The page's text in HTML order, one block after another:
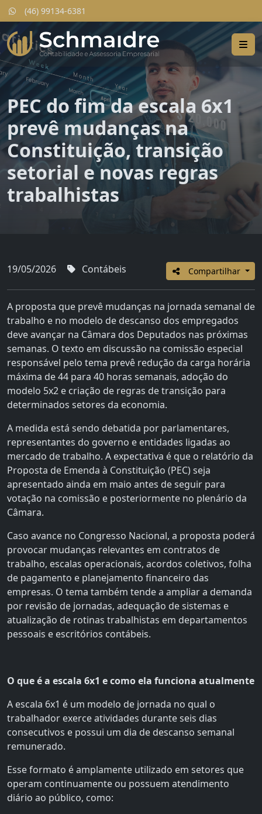
(46) 99134-6381
PEC do fim da escala 6x1
prevê mudanças na
Constituição, transição
setorial e novas regras
trabalhistas
19/05/2026 Contábeis Compartilhar
A proposta que prevê mudanças na jornada semanal de
trabalho e no modelo de descanso dos empregados
deve avançar na Câmara dos Deputados nas próximas
semanas. O texto em discussão na comissão especial
responsável pelo tema prevê redução da carga horária
máxima de 44 para 40 horas semanais, adoção do
modelo 5x2 e criação de regras de transição para
determinados setores da economia.
A medida está sendo debatida por parlamentares,
representantes do governo e entidades ligadas ao
mercado de trabalho. A expectativa é que o relatório da
Proposta de Emenda à Constituição (PEC) seja
apresentado ainda em maio antes de seguir para
votação na comissão e posteriormente no plenário da
Câmara.
Caso avance no Congresso Nacional, a proposta poderá
provocar mudanças relevantes em contratos de
trabalho, escalas operacionais, acordos coletivos, folha
de pagamento e planejamento financeiro das
empresas. O tema também tende a ampliar a demanda
por revisão de jornadas, adequação de sistemas e
atualização de rotinas trabalhistas em departamentos
pessoais e escritórios contábeis.
O que é a escala 6x1 e como ela funciona atualmente
A escala 6x1 é um modelo de jornada no qual o
trabalhador exerce atividades durante seis dias
consecutivos e possui um dia de descanso semanal
remunerado.
Esse formato é amplamente utilizado em setores que
operam continuamente ou possuem atendimento
diário ao público, como: